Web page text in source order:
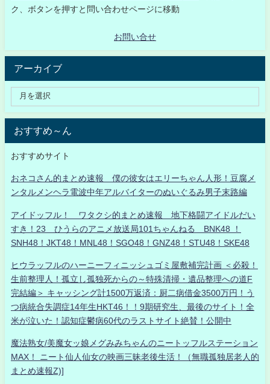
ク、ボタンを押すと問い合わせページに移動
お問い合せ
アーカイブ
おすすめ～ん
おすすめサイト
おネコさん的まとめ速報 僕の彼女はエリーちゃん人形！豆腐メ
ンタルメンヘラ電波中年アルバイターのぬいぐるみ男子末路編
アイドッフル！ ワタクシ的まとめ速報 地下格闘アイドルだい
すき！23 ひうらのアニメ放送局101ちゃんねる BNK48 ！
SNH48！JKT48！MNL48！SGO48！GNZ48！STU48！SKE48
ヒウラッフルのハーニーフィニッシュゴミ屋敷補完計画 ＜必殺！
生前整理人！孤立し孤独死からの～特殊清掃・遺品整理への道F
完結編＞ キャッシング計1500万返済：厨二病借金3500万円！う
つ病統合失調症14年生HKT46！！9期研究生、最後のサイト！全
米が泣いた！認知症鬱病60代のラストサイト絶賛！公開中
魔法熟女/美魔女ッ娘メグみみちゃんのニートッフルステーション
MAX！ ニート仙人仙女の映画三昧老後生活！（無職孤独居老人的
まとめ速報Z)]